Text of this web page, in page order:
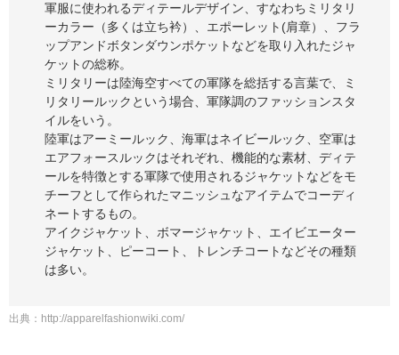
軍服に使われるディテールデザイン、すなわちミリタリ
ーカラー（多くは立ち衿）、エポーレット(肩章）、フラ
ップアンドボタンダウンポケットなどを取り入れたジャ
ケットの総称。
ミリタリーは陸海空すべての軍隊を総括する言葉で、ミ
リタリールックという場合、軍隊調のファッションスタ
イルをいう。
陸軍はアーミールック、海軍はネイビールック、空軍は
エアフォースルックはそれぞれ、機能的な素材、ディテ
ールを特徴とする軍隊で使用されるジャケットなどをモ
チーフとして作られたマニッシュなアイテムでコーディ
ネートするもの。
アイクジャケット、ボマージャケット、エイビエーター
ジャケット、ピーコート、トレンチコートなどその種類
は多い。
出典： http://apparelfashionwiki.com/